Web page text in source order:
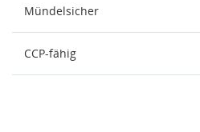
Mündelsicher
CCP-fähig